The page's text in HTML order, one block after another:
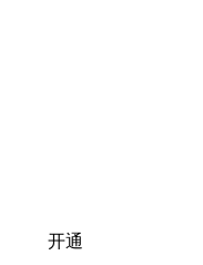
开通